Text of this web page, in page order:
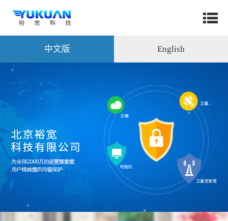
中文版 English